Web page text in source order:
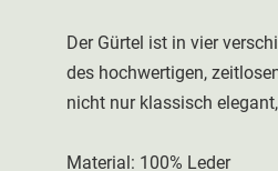
Der Gürtel ist in vier
des hochwertigen,
nicht nur klassisch
Material: 100% Leder